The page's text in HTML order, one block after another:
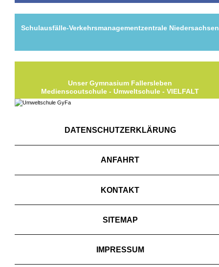
Schulausfälle-Verkehrsmanagementzentrale Niedersachsen
Unser Gymnasium Fallersleben
Medienscoutschule - Umweltschule - VIELFALT
DATENSCHUTZERKLÄRUNG
ANFAHRT
KONTAKT
SITEMAP
IMPRESSUM